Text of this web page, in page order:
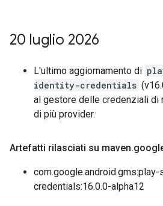
20 luglio 2026
L'ultimo aggiornamento di
identity-credentials
al gestore delle credenziali di
di più provider.
Artefatti rilasciati su maven.
credentials:16.0.0-alpha12